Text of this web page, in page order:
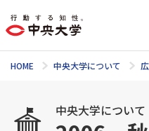
HOME 中央大学について
中央大学について